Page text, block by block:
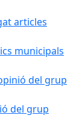
articles
municipals
del grup
del grup